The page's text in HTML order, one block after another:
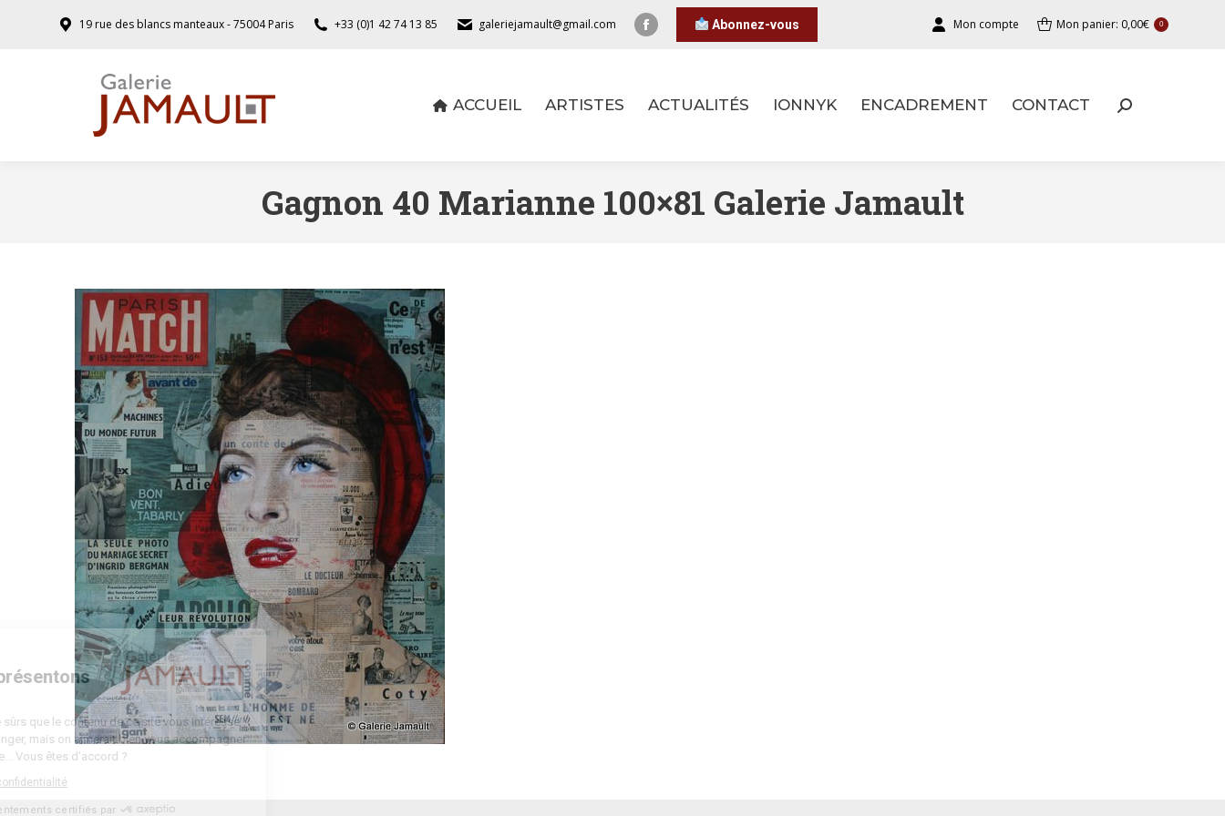
Bienvenue
Nous vous présentons
Les cookies
On a attendu d'être sûrs que le contenu de ce site vous intéresse
avant de vous déranger, mais on aimerait bien vous accompagner
pendant votre visite... Vous êtes d'accord ?
Lire la politique de confidentialité
Consentements certifiés par
19 rue des blancs manteaux - 75004 Paris +33 (0)1 42 74 13 85 galeriejamault@gmail.com Abonnez-vous Mon compte Mon panier: 0,00€ 0
ACCUEIL ARTISTES ACTUALITÉS IONNYK ENCADREMENT CONTACT
Gagnon 40 Marianne 100×81 Galerie Jamault